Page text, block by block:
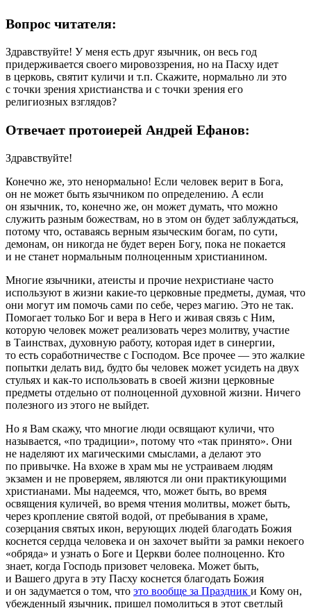
Вопрос читателя:
Здравствуйте! У меня есть друг язычник, он весь год
придерживается своего мировоззрения, но на Пасху идет
в церковь, святит куличи и т.п. Скажите, нормально ли это
с точки зрения христианства и с точки зрения его
религиозных взглядов?
Отвечает протоиерей Андрей Ефанов:
Здравствуйте!
Конечно же, это ненормально! Если человек верит в Бога,
он не может быть язычником по определению. А если
он язычник, то, конечно же, он может думать, что можно
служить разным божествам, но в этом он будет заблуждаться,
потому что, оставаясь верным языческим богам, по сути,
демонам, он никогда не будет верен Богу, пока не покается
и не станет нормальным полноценным христианином.
Многие язычники, атеисты и прочие нехристиане часто
используют в жизни какие-то церковные предметы, думая, что
они могут им помочь сами по себе, через магию. Это не так.
Помогает только Бог и вера в Него и живая связь с Ним,
которую человек может реализовать через молитву, участие
в Таинствах, духовную работу, которая идет в синергии,
то есть соработничестве с Господом. Все прочее — это жалкие
попытки делать вид, будто бы человек может усидеть на двух
стульях и как-то использовать в своей жизни церковные
предметы отдельно от полноценной духовной жизни. Ничего
полезного из этого не выйдет.
Но я Вам скажу, что многие люди освящают куличи, что
называется, «по традиции», потому что «так принято». Они
не наделяют их магическими смыслами, а делают это
по привычке. На вхоже в храм мы не устраиваем людям
экзамен и не проверяем, являются ли они практикующими
христианами. Мы надеемся, что, может быть, во время
освящения куличей, во время чтения молитвы, может быть,
через кропление святой водой, от пребывания в храме,
созерцания святых икон, верующих людей благодать Божия
коснется сердца человека и он захочет выйти за рамки некоего
«обряда» и узнать о Боге и Церкви более полноценно. Кто
знает, когда Господь призовет человека. Может быть,
и Вашего друга в эту Пасху коснется благодать Божия
и он задумается о том, что это вообще за Праздник и Кому он,
убежденный язычник, пришел помолиться в этот светлый